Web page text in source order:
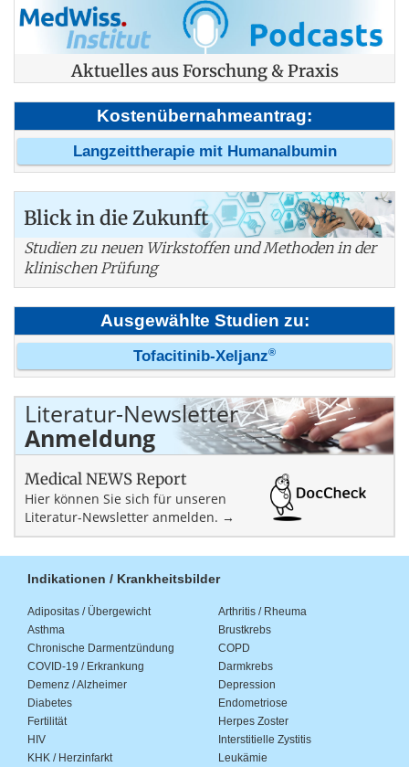
Aktuelles aus Forschung & Praxis
Kostenübernahmeantrag:
Langzeittherapie mit Humanalbumin
Blick in die Zukunft
Studien zu neuen Wirkstoffen und Methoden in der
klinischen Prüfung
Ausgewählte Studien zu:
Tofacitinib-Xeljanz®
Literatur-Newsletter
Anmeldung
Medical NEWS Report
Hier können Sie sich für unseren
Literatur-Newsletter anmelden. →
Indikationen / Krankheitsbilder
Adipositas / Übergewicht
Arthritis / Rheuma
Asthma
Brustkrebs
Chronische Darmentzündung
COPD
COVID-19 / Erkrankung
Darmkrebs
Demenz / Alzheimer
Depression
Diabetes
Endometriose
Fertilität
Herpes Zoster
HIV
Interstitielle Zystitis
KHK / Herzinfarkt
Leukämie